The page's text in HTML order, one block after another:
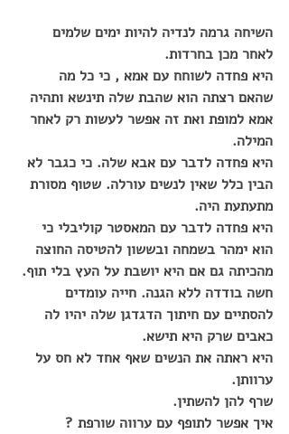
השיחה גרמה לנדיה להיות ימים שלמים
לאחר מכן בחרדות.
היא פחדה לשוחח עם אמא , כי כל מה
שהאם רצתה הוא שהבת שלה תינשא ותהיה
אמא למופת ואת זה אפשר לעשות רק לאחר
המילה.
היא פחדה לדבר עם אבא שלה. כי כגבר לא
הבין כלל שאין לנשים עורלה. שטוף מסורת
מתעתעת היה.
היא פחדה לדבר עם המאסטר קוליבלי כי
הוא ימהר בשמחה ובששון להטיסה החוצה
מהכיתה גם אם היא יושבת על העץ בלי תוף.
חשה בודדה ללא הגנה. חייה עומדים
להסתיים עם חיתוך הדגדגן שלה יהיו לה
כאבים שרק היא תישא.
היא ראתה את הנשים שאף אחד לא חס על
ערוותן.
שרף להן להשתין.
איך אפשר לתופף עם ערווה שורפת ?